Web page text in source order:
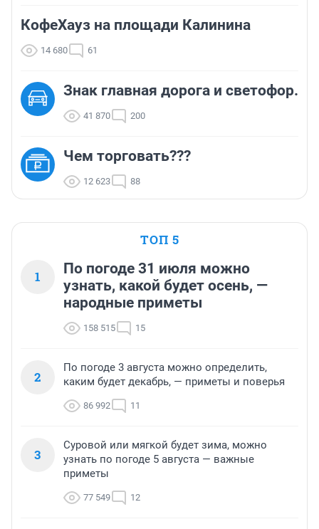
КофеХауз на площади Калинина
14 680 61
Знак главная дорога и светофор.
41 870 200
Чем торговать???
12 623 88
ТОП 5
1
По погоде 31 июля можно
узнать, какой будет осень, —
народные приметы
158 515 15
2
По погоде 3 августа можно определить,
каким будет декабрь, — приметы и поверья
86 992 11
3
Суровой или мягкой будет зима, можно
узнать по погоде 5 августа — важные
приметы
77 549 12